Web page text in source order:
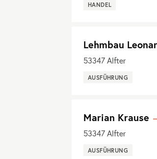
HANDEL
Lehmbau
53347 Alfter
AUSFÜHRUNG
Marian Krause
53347 Alfter
AUSFÜHRUNG